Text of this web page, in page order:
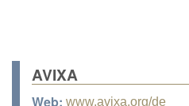
AVIXA
Web: www.avixa.org/de